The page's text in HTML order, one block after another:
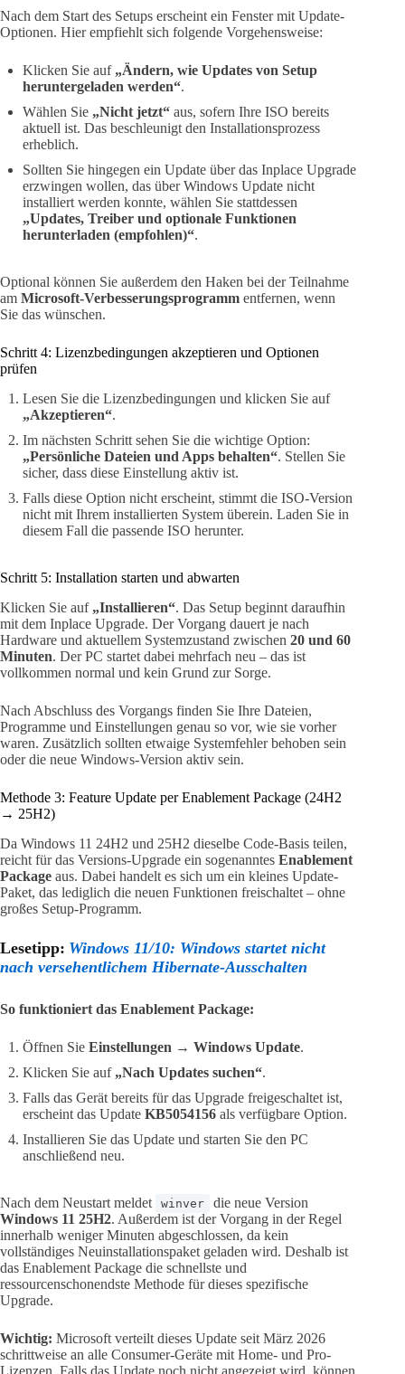
Nach dem Start des Setups erscheint ein Fenster mit Update-
Optionen. Hier empfiehlt sich folgende Vorgehensweise:
Klicken Sie auf „Ändern, wie Updates von Setup
heruntergeladen werden“.
Wählen Sie „Nicht jetzt“ aus, sofern Ihre ISO bereits
aktuell ist. Das beschleunigt den Installationsprozess
erheblich.
Sollten Sie hingegen ein Update über das Inplace Upgrade
erzwingen wollen, das über Windows Update nicht
installiert werden konnte, wählen Sie stattdessen
„Updates, Treiber und optionale Funktionen
herunterladen (empfohlen)“.
Optional können Sie außerdem den Haken bei der Teilnahme
am Microsoft-Verbesserungsprogramm entfernen, wenn
Sie das wünschen.
Schritt 4: Lizenzbedingungen akzeptieren und Optionen
prüfen
Lesen Sie die Lizenzbedingungen und klicken Sie auf
„Akzeptieren“.
Im nächsten Schritt sehen Sie die wichtige Option:
„Persönliche Dateien und Apps behalten“. Stellen Sie
sicher, dass diese Einstellung aktiv ist.
Falls diese Option nicht erscheint, stimmt die ISO-Version
nicht mit Ihrem installierten System überein. Laden Sie in
diesem Fall die passende ISO herunter.
Schritt 5: Installation starten und abwarten
Klicken Sie auf „Installieren“. Das Setup beginnt daraufhin
mit dem Inplace Upgrade. Der Vorgang dauert je nach
Hardware und aktuellem Systemzustand zwischen 20 und 60
Minuten. Der PC startet dabei mehrfach neu – das ist
vollkommen normal und kein Grund zur Sorge.
Nach Abschluss des Vorgangs finden Sie Ihre Dateien,
Programme und Einstellungen genau so vor, wie sie vorher
waren. Zusätzlich sollten etwaige Systemfehler behoben sein
oder die neue Windows-Version aktiv sein.
Methode 3: Feature Update per Enablement Package (24H2
→ 25H2)
Da Windows 11 24H2 und 25H2 dieselbe Code-Basis teilen,
reicht für das Versions-Upgrade ein sogenanntes Enablement
Package aus. Dabei handelt es sich um ein kleines Update-
Paket, das lediglich die neuen Funktionen freischaltet – ohne
großes Setup-Programm.
Lesetipp: Windows 11/10: Windows startet nicht
nach versehentlichem Hibernate-Ausschalten
So funktioniert das Enablement Package:
Öffnen Sie Einstellungen → Windows Update.
Klicken Sie auf „Nach Updates suchen“.
Falls das Gerät bereits für das Upgrade freigeschaltet ist,
erscheint das Update KB5054156 als verfügbare Option.
Installieren Sie das Update und starten Sie den PC
anschließend neu.
Nach dem Neustart meldet winver
die neue Version
Windows 11 25H2. Außerdem ist der Vorgang in der Regel
innerhalb weniger Minuten abgeschlossen, da kein
vollständiges Neuinstallationspaket geladen wird. Deshalb ist
das Enablement Package die schnellste und
ressourcenschonendste Methode für dieses spezifische
Upgrade.
Wichtig: Microsoft verteilt dieses Update seit März 2026
schrittweise an alle Consumer-Geräte mit Home- und Pro-
Lizenzen. Falls das Update noch nicht angezeigt wird, können